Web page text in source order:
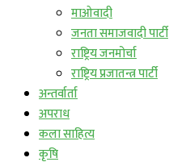
माओवादी
जनता समाजवादी पार्टी
राष्ट्रिय जनमोर्चा
राष्ट्रिय प्रजातन्त्र पार्टी
अन्तर्वार्ता
अपराध
कला साहित्य
कृषि